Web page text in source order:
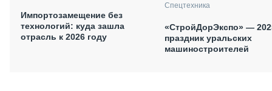
Импортозамещение без
технологий: куда зашла
отрасль к 2026 году
Спецтехника
«СтройДорЭкспо» —
праздник уральских
машиностроителей